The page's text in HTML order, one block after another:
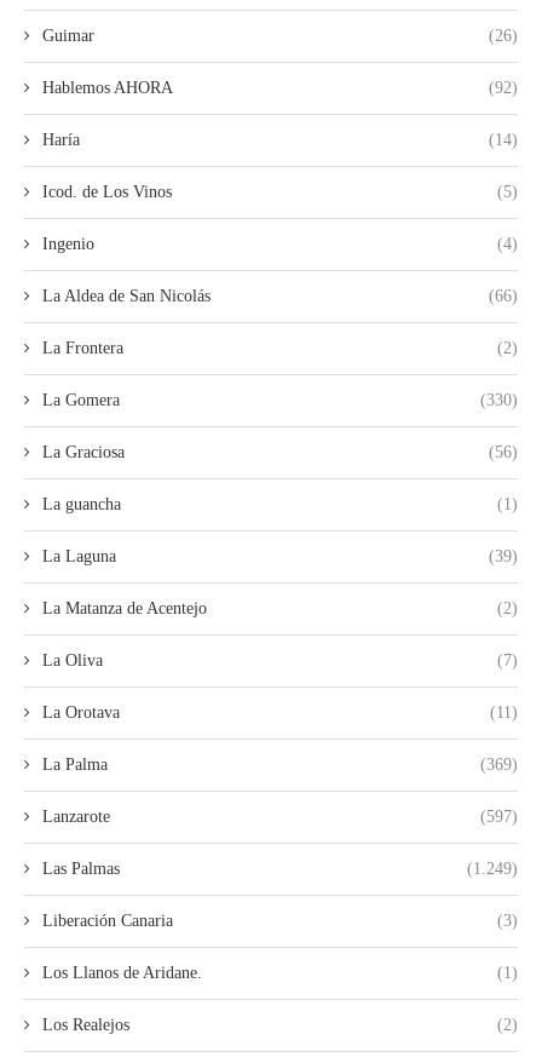
Guimar (26)
Hablemos AHORA (92)
Haría (14)
Icod. de Los Vinos (5)
Ingenio (4)
La Aldea de San Nicolás (66)
La Frontera (2)
La Gomera (330)
La Graciosa (56)
La guancha (1)
La Laguna (39)
La Matanza de Acentejo (2)
La Oliva (7)
La Orotava (11)
La Palma (369)
Lanzarote (597)
Las Palmas (1.249)
Liberación Canaria (3)
Los Llanos de Aridane. (1)
Los Realejos (2)